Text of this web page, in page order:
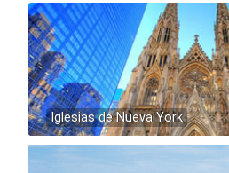
Iglesias de Nueva York